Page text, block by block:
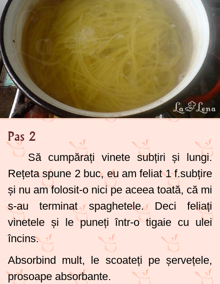
Pas 2
Să cumpărați vinete subțiri și lungi.
Rețeta spune 2 buc, eu am feliat 1 f.subțire
și nu am folosit-o nici pe aceea toată, că mi
s-au terminat spaghetele. Deci feliați
vinetele și le puneți într-o tigaie cu ulei
încins.
Absorbind mult, le scoateți pe șervețele,
prosoape absorbante.